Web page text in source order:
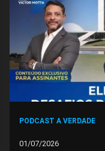
Facebook
PODCAST A VERDADE
01/07/2026